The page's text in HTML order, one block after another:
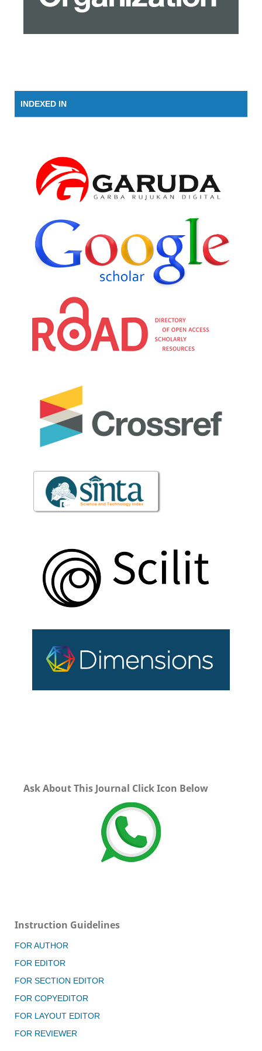
INDEXED IN
Ask About This Journal Click Icon Below
Instruction Guidelines
FOR AUTHOR
FOR EDITOR
FOR SECTION EDITOR
FOR COPYEDITOR
FOR LAYOUT EDITOR
FOR REVIEWER